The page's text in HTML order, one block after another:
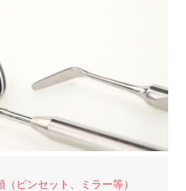
（ピンセット、ミラー等）